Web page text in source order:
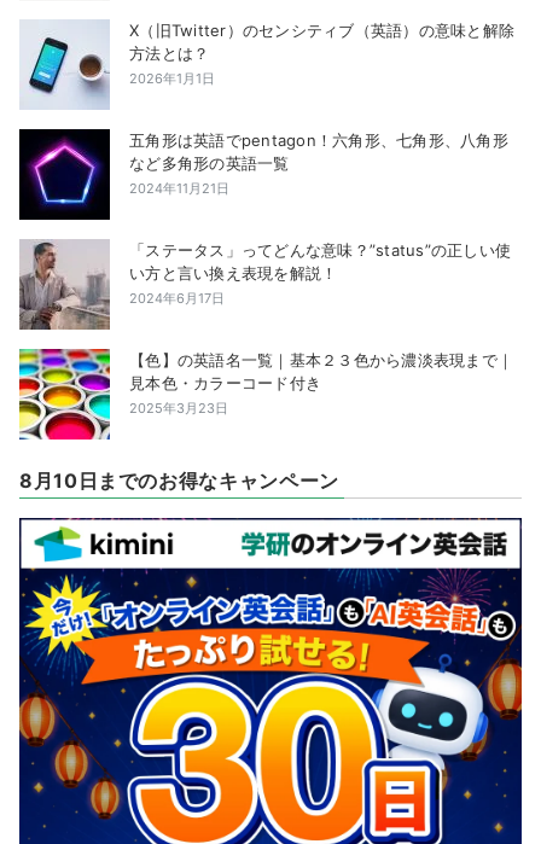
X（旧Twitter）のセンシティブ（英語）の意味と解除
方法とは？
2026年1月1日
五角形は英語でpentagon！六角形、七角形、八角形
など多角形の英語一覧
2024年11月21日
「ステータス」ってどんな意味？”status”の正しい使
い方と言い換え表現を解説！
2024年6月17日
【色】の英語名一覧｜基本２３色から濃淡表現まで｜
見本色・カラーコード付き
2025年3月23日
8月10日までのお得なキャンペーン